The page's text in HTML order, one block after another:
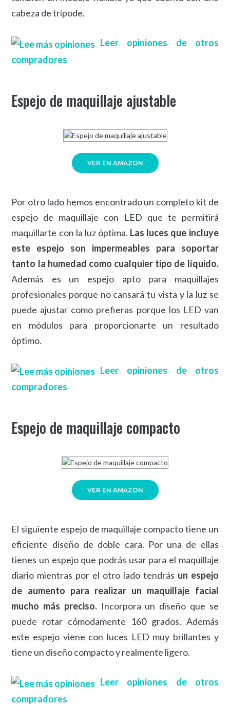
cabeza de trípode.
Leer opiniones de otros
compradores
Espejo de maquillaje ajustable
VER EN AMAZON
Por otro lado hemos encontrado un completo kit de
espejo de maquillaje con LED que te permitirá
maquillarte con la luz óptima. Las luces que incluye
este espejo son impermeables para soportar
tanto la humedad como cualquier tipo de líquido.
Además es un espejo apto para maquillajes
profesionales porque no cansará tu vista y la luz se
puede ajustar como prefieras porque los LED van
en módulos para proporcionarte un resultado
óptimo.
Leer opiniones de otros
compradores
Espejo de maquillaje compacto
VER EN AMAZON
El siguiente espejo de maquillaje compacto tiene un
eficiente diseño de doble cara. Por una de ellas
tienes un espejo que podrás usar para el maquillaje
diario mientras por el otro lado tendrás un espejo
de aumento para realizar un maquillaje facial
mucho más preciso.Incorpora un diseño que se
puede rotar cómodamente 160 grados. Además
este espejo viene con luces LED muy brillantes y
tiene un diseño compacto y realmente ligero.
Leer opiniones de otros
compradores